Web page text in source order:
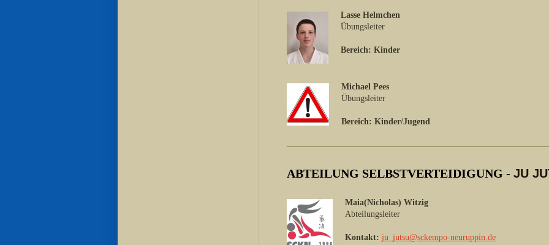
Lasse Helmchen
Übungsleiter
Bereich: Kinder
Michael Pees
Übungsleiter
Bereich: Kinder/Jugend
ABTEILUNG SELBSTVERTEIDIGUNG -JU
Maia(Nicholas) Witzig
Abteilungsleiter
Kontakt: ju_jutsu@sckempo-neuruppin.de